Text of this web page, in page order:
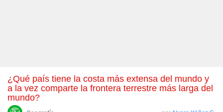
¿Qué país tiene la costa más extensa del mundo y
a la vez comparte la frontera terrestre más larga del
mundo?